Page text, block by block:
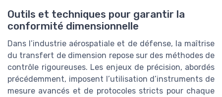
Outils et techniques pour garantir la
conformité dimensionnelle
Dans l’industrie aérospatiale et de défense, la maîtrise
du transfert de dimension repose sur des méthodes de
contrôle rigoureuses. Les enjeux de précision, abordés
précédemment, imposent l’utilisation d’instruments de
mesure avancés et de protocoles stricts pour chaque